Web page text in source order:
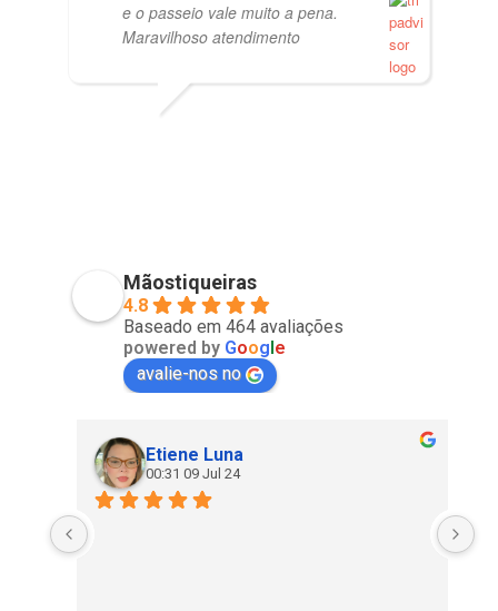
e o passeio vale muito a pena.
Maravilhoso atendimento
Mãostiqueiras
4.8
Baseado em 464 avaliações
powered by Google
avalie-nos no
Etiene Luna
00:31 09 Jul 24